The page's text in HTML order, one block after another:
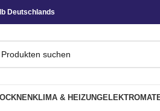
Deutschlands
KLIMA & HEIZUNG